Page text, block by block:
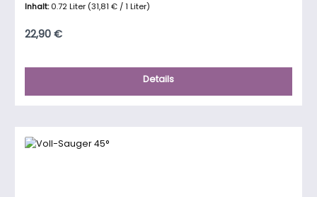
Inhalt:0.72 Liter (31,81 € / 1 Liter)
Regulärer Preis:
22,90 €
Details